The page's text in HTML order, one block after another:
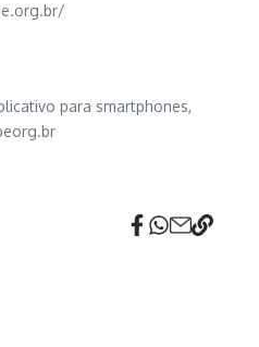
para smartphones,